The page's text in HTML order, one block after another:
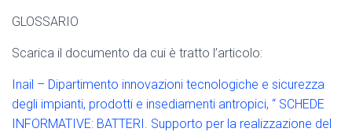
GLOSSARIO
Scarica il documento da cui è tratto l’articolo:
Inail – Dipartimento innovazioni tecnologiche e sicurezza
degli impianti, prodotti e insediamenti antropici, “ SCHEDE
INFORMATIVE: BATTERI. Supporto per la realizzazione del